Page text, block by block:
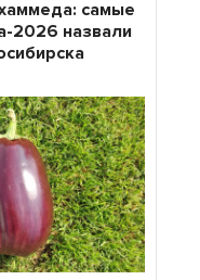
самые
2026 назвали